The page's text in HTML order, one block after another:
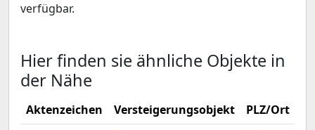
verfügbar.
Hier finden sie ähnliche Objekte in
der Nähe
Aktenzeichen Versteigerungsobjekt PLZ/Ort